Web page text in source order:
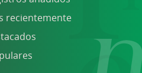
recientemente